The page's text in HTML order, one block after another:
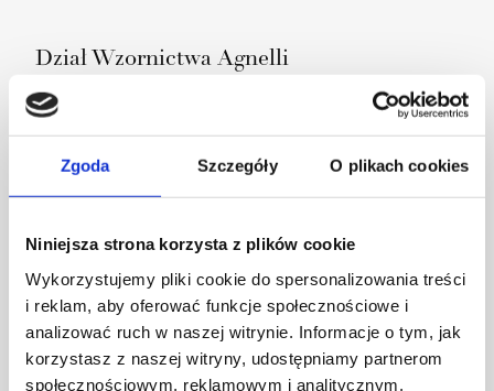
Zgoda Szczegóły O plikach cookies
Niniejsza strona korzysta z plików cookie
Wykorzystujemy pliki cookie do spersonalizowania treści
i reklam, aby oferować funkcje społecznościowe i
analizować ruch w naszej witrynie. Informacje o tym, jak
korzystasz z naszej witryny, udostępniamy partnerom
społecznościowym, reklamowym i analitycznym.
Dział Wzornictwa Agnelli